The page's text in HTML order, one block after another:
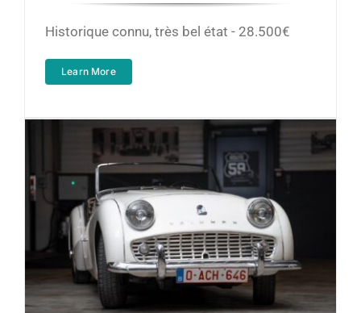
Historique connu, très bel état - 28.500€
Learn More